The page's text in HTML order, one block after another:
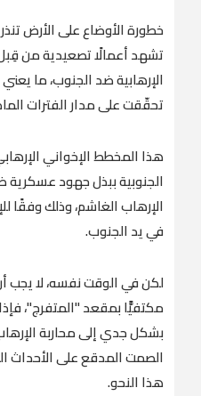
خطورة الأوضاع على الأرض
تشهد أعمالًا تصعيدية من قِبل
الإرهابية ضد الجنوب، ما
تحقّقت على مدار الفترات
هذا المخطط الإخواني
الجنوبية ببذل جهود
الإرهاب الغاشم، وذلك وفقًا
في يد الجنوب.
لكن في الوقت نفسه، لا يجب
مكتفيًّا بمقعد "المتفرج"،
بشكل جدي إلى محاربة
الصمت المدقع على الأحداث
هذا النحو.